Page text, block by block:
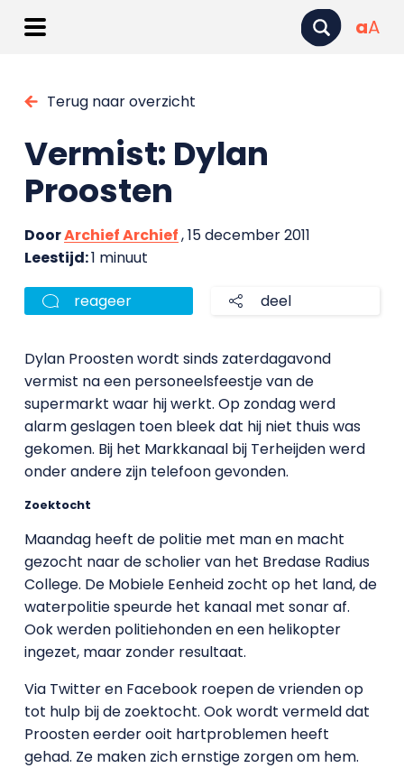
aA
Terug naar overzicht
Vermist: Dylan
Proosten
DoorArchief Archief, 15 december 2011
Leestijd:1 minuut
reageer deel
Dylan Proosten wordt sinds zaterdagavond
vermist na een personeelsfeestje van de
supermarkt waar hij werkt. Op zondag werd
alarm geslagen toen bleek dat hij niet thuis was
gekomen. Bij het Markkanaal bij Terheijden werd
onder andere zijn telefoon gevonden.
Zoektocht
Maandag heeft de politie met man en macht
gezocht naar de scholier van het Bredase Radius
College. De Mobiele Eenheid zocht op het land, de
waterpolitie speurde het kanaal met sonar af.
Ook werden politiehonden en een helikopter
ingezet, maar zonder resultaat.
Via Twitter en Facebook roepen de vrienden op
tot hulp bij de zoektocht. Ook wordt vermeld dat
Proosten eerder ooit hartproblemen heeft
gehad. Ze maken zich ernstige zorgen om hem.